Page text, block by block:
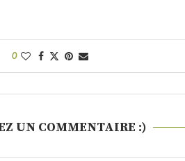
0
UN COMMENTAIRE :)